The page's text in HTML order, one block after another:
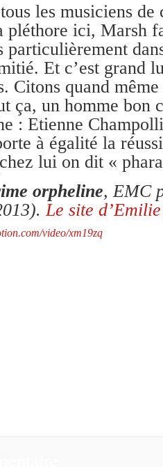
les musiciens de
pléthore ici, Marsh
particulièrement
Et c’est grand
Citons quand
ça, un homme bon
: Etienne
à égalité la
lui on dit «
orpheline, EMC
Le site
video/xm19zq